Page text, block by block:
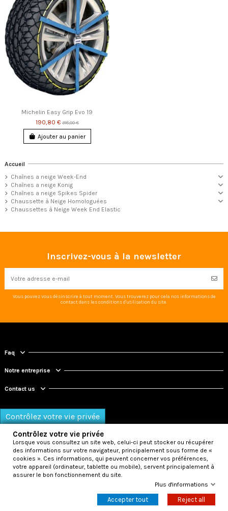
Michelin Easy Grip Evo 19
190,80 €318,00 €
Ajouter au panier
Accueil
Chaînes a neige Week-End
Chaînes a neige Konig
Chaînes a neige Spikes Spider
Chaussette à Neige Homologuées
Chaussettes à Neige Week End Elastic
Inscrivez-vous à la newsletter
Vous pouvez vous désinscrire à tout moment. Vous trouverez pour cela nos informations de
contact dans les conditions d'utilisation du site.
Faq
Notre entreprise
Contact us
Contrôlez votre vie privée
© 2026 - OneStopMarket srls - web master:mathsolutions
Contrôlez votre vie privée
Lorsque vous consultez un site web, celui-ci peut stocker ou récupérer
des informations sur votre navigateur, principalement sous forme de «
cookies ». Ces informations, qui peuvent concerner vos préférences,
votre appareil (ordinateur, tablette ou mobile), servent principalement à
assurer le bon fonctionnement du site.
Plus d'informations
Accepter tout Reject all